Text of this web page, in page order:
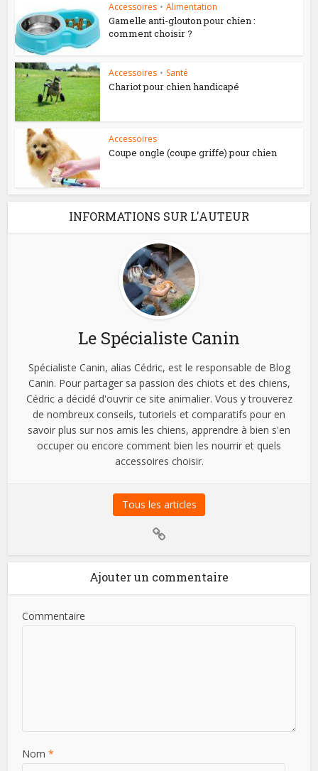
Accessoires • Alimentation
Gamelle anti-glouton pour chien :
comment choisir ?
Accessoires • Santé
Chariot pour chien handicapé
Accessoires
Coupe ongle (coupe griffe) pour chien
INFORMATIONS SUR L'AUTEUR
Le Spécialiste Canin
Spécialiste Canin, alias Cédric, est le responsable de Blog
Canin. Pour partager sa passion des chiots et des chiens,
Cédric a décidé d'ouvrir ce site animalier. Vous y trouverez
de nombreux conseils, tutoriels et comparatifs pour en
savoir plus sur nos amis les chiens, apprendre à bien s'en
occuper ou encore comment bien les nourrir et quels
accessoires choisir.
Tous les articles
Ajouter un commentaire
Commentaire
Nom*